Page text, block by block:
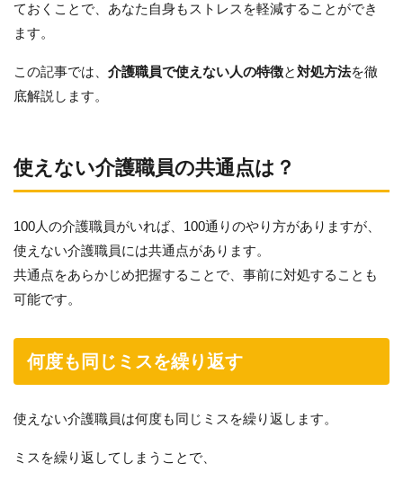
ておくことで、あなた自身もストレスを軽減することができ
ます。
この記事では、 介護職員で使えない人の特徴と対処方法を徹
底解説します。
使えない介護職員の共通点は？
100人の介護職員がいれば、100通りのやり方がありますが、
使えない介護職員には共通点があります。
共通点をあらかじめ把握することで、事前に対処することも
可能です。
何度も同じミスを繰り返す
使えない介護職員は何度も同じミスを繰り返します。
ミスを繰り返してしまうことで、